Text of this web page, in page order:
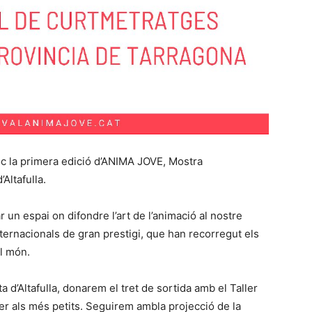
primera edició d’ANIMA JOVE, Mostra
un espai on difondre l’art de l’animació al nostre
de gran prestigi, que han recorregut els
món.
d’Altafulla, donarem el tret de sortida amb el Taller
als més petits. Seguirem ambla projecció de la